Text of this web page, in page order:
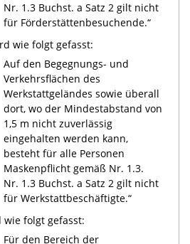
Nr. 1.3 Buchst. a Satz 2 gilt nicht
für Förderstättenbesuchende.“
wie folgt gefasst:
Auf den Begegnungs- und
Verkehrsflächen des
Werkstattgeländes sowie überall
dort, wo der Mindestabstand von
1,5 m nicht zuverlässig
eingehalten werden kann,
besteht für alle Personen
Maskenpflicht gemäß Nr. 1.3.
Nr. 1.3 Buchst. a Satz 2 gilt nicht
für Werkstattbeschäftigte.“
wie folgt gefasst:
Für den Bereich der